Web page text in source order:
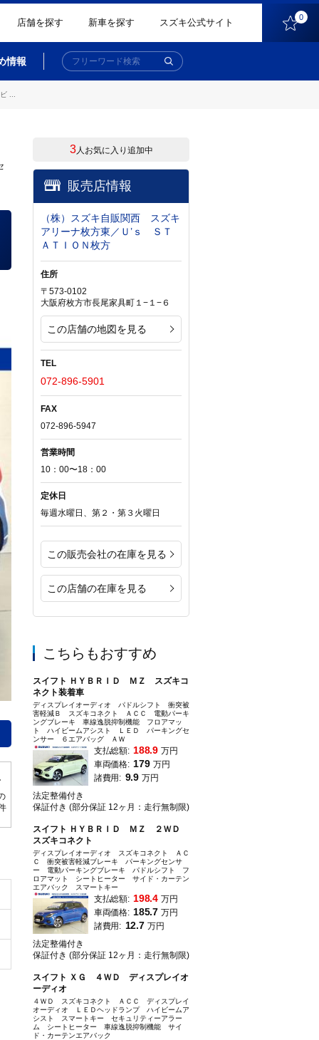
店舗を探す 新車を探す スズキ公式サイト 0
情報
...
鮮やかな青色のスイフトが仲間入り☆ ワイド＆ローボディーで風の抵抗を
転売目的の方への販売はお断りしております。
3人お気に入り追加中
販売店情報
（株）スズキ自販関西 スズキ
アリーナ枚方東／Ｕ’ｓ ＳＴ
ＡＴＩＯＮ枚方
住所
〒573-0102
大阪府枚方市長尾家具町１−１−６
この店舗の地図を見る
TEL
072-896-5901
FAX
072-896-5947
営業時間
10：00〜18：00
定休日
毎週水曜日、第２・第３火曜日
この販売会社の在庫を見る
この店舗の在庫を見る
こちらもおすすめ
スイフト ＨＹＢＲＩＤ ＭＺ スズキコ
ネクト装着車
ディスプレイオーディオ パドルシフト 衝突被
害軽減Ｂ スズキコネクト ＡＣＣ 電動パーキ
ングブレーキ 車線逸脱抑制機能 フロアマッ
ト ハイビームアシスト ＬＥＤ パーキングセ
ンサー ６エアバッグ ＡＷ
支払総額: 188.9 万円
車両価格: 179 万円
諸費用: 9.9 万円
法定整備付き
保証付き (部分保証 12ヶ月：走行無制限)
スイフト ＨＹＢＲＩＤ ＭＺ ２ＷＤ
スズキコネクト
ディスプレイオーディオ スズキコネクト ＡＣ
Ｃ 衝突被害軽減ブレーキ パーキングセンサ
ー 電動パーキングブレーキ パドルシフト フ
ロアマット シートヒーター サイド・カーテン
エアバック スマートキー
支払総額: 198.4 万円
車両価格: 185.7 万円
諸費用: 12.7 万円
法定整備付き
保証付き (部分保証 12ヶ月：走行無制限)
スイフト ＸＧ ４ＷＤ ディスプレイオ
ーディオ
４ＷＤ スズキコネクト ＡＣＣ ディスプレイ
オーディオ ＬＥＤヘッドランプ ハイビームア
シスト スマートキー セキュリティーアラー
ム シートヒーター 車線逸脱抑制機能 サイ
ド・カーテンエアバック